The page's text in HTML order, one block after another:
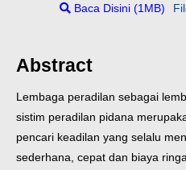
Baca Disini (1MB)
Abstract
Lembaga peradilan sebagai
sistim peradilan pidana
pencari keadilan yang selalu
sederhana, cepat dan biaya